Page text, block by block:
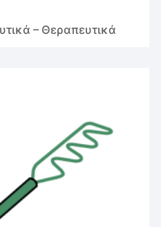
– Θεραπευτικά